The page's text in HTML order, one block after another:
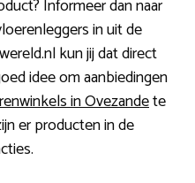
Informeer dan naar
in uit de
kun jij dat direct
idee om aanbiedingen
in Ovezandete
er producten in de